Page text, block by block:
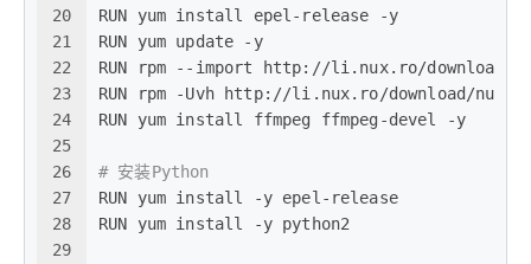
20
21
22
23
24
25
26
27
28
29
RUN yum install epel-release -y
RUN yum update -y
RUN rpm --import http://li.nux.ro/download/nux/
RUN rpm -Uvh http://li.nux.ro/download/nux/
RUN yum install ffmpeg ffmpeg-devel -y
# 安装Python
RUN yum install -y epel-release
RUN yum install -y python2